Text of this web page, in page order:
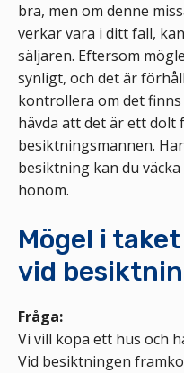
bra, men om denne
verkar vara i ditt fall,
säljaren. Eftersom
synligt, och det är
kontrollera om det
hävda att det är ett dolt
besiktningsmannen.
besiktning kan du
honom.
Mögel i
vid
Fråga:
Vi vill köpa ett hus och
Vid besiktningen